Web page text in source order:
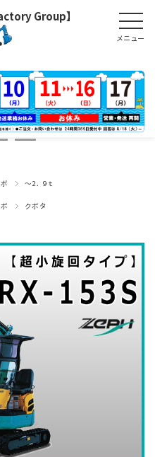
Group】
～2．9ｔ
クボタ